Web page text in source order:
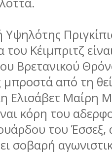
Υψηλότης
του Κέιµπριτζ
Βρετανικού
µπροστά από τη
Ελισάβετ Μαίρη
κόρη του
του Έσσεξ,
σοβαρή